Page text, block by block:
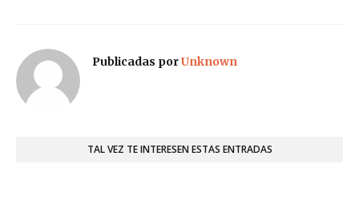
Publicadas porUnknown
TAL VEZ TE INTERESEN ESTAS ENTRADAS